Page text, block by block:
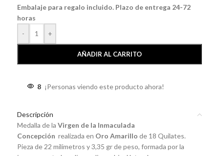
Embalaje para regalo incluido. Plazo de entrega 24-72
horas
-
+
AÑADIR AL CARRITO
8 ¡Personas viendo este producto ahora!
Descripción
Medalla de la Virgen de la Inmaculada
Concepción realizada en Oro Amarillo de 18 Quilates.
Pieza de 22 milímetros y 3,35 gr de peso, formada por la